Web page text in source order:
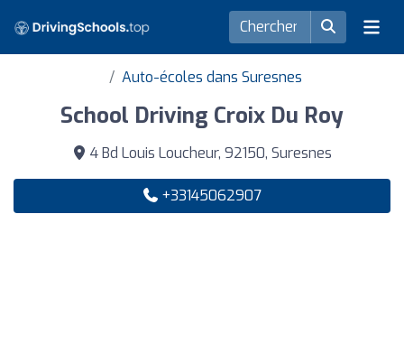
Auto-écoles dans Suresnes
School Driving Croix Du Roy
4 Bd Louis Loucheur, 92150, Suresnes
+33145062907